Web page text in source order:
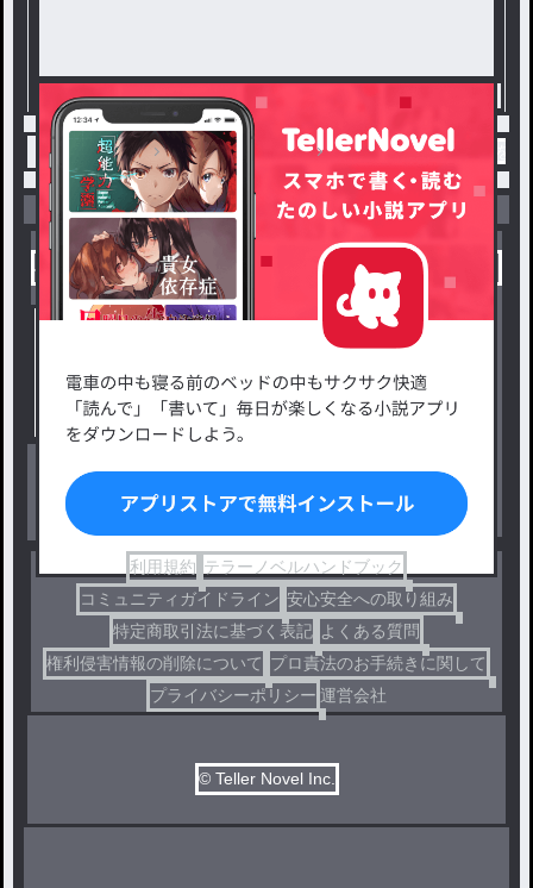
で、監査部から人事部に異動になった
ことを聞かされる。
トップ 恋愛・ロマンス 騎士団長は恋と忠義を
小説を探す
新着小説一覧
小説コンテスト応募・公募
出版・メディアミックス作品
ジャンルから探す
恋愛・ロマンス
ファンタジー・異世界・SF
ホラー・ミステリー
コメディ
利用規約 テラーノベルハンドブック
コミュニティガイドライン 安心安全への取り組み
特定商取引法に基づく表記 よくある質問
権利侵害情報の削除について プロ責法のお手続きに関して
プライバシーポリシー 運営会社
© Teller Novel Inc.